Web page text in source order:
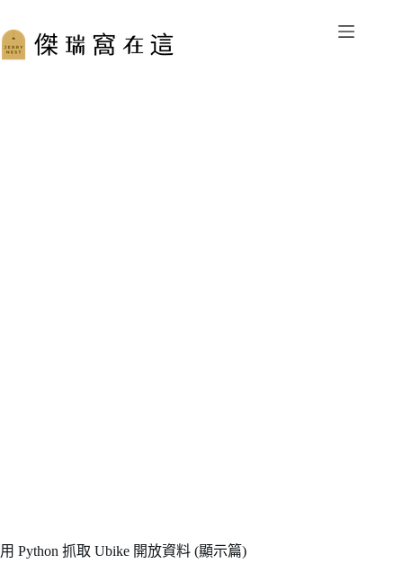
至
主
用 Python 抓取 Ubike 開放資料 (顯示篇)